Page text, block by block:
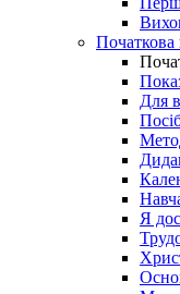
Початкова
Для
Я